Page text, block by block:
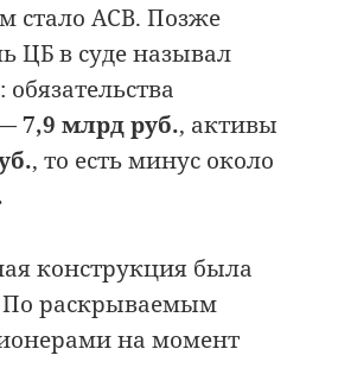
стало АСВ. Позже
ЦБ в суде называл
—7,9 млрд руб., активы
, то есть минус около
конструкция была
раскрываемым
на момент